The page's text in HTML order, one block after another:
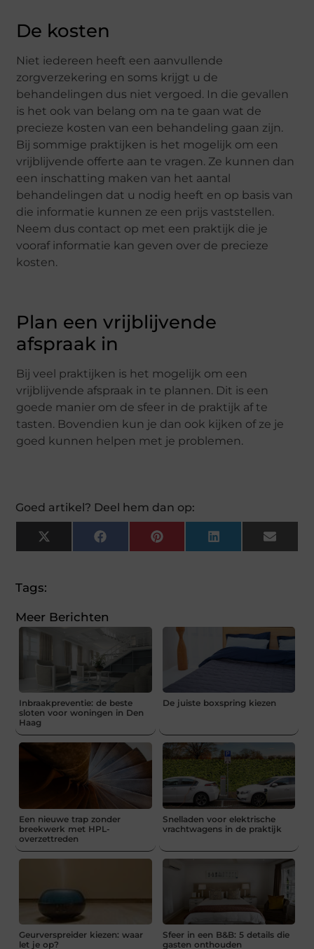
De kosten
Niet iedereen heeft een aanvullende
zorgverzekering en soms krijgt u de
behandelingen dus niet vergoed. In die gevallen
is het ook van belang om na te gaan wat de
precieze kosten van een behandeling gaan zijn.
Bij sommige praktijken is het mogelijk om een
vrijblijvende offerte aan te vragen. Ze kunnen dan
een inschatting maken van het aantal
behandelingen dat u nodig heeft en op basis van
die informatie kunnen ze een prijs vaststellen.
Neem dus contact op met een praktijk die je
vooraf informatie kan geven over de precieze
kosten.
Plan een vrijblijvende
afspraak in
Bij veel praktijken is het mogelijk om een
vrijblijvende afspraak in te plannen. Dit is een
goede manier om de sfeer in de praktijk af te
tasten. Bovendien kun je dan ook kijken of ze je
goed kunnen helpen met je problemen.
Goed artikel? Deel hem dan op:
X
(Twitter)
FacebookPinterestLinkedInEmail
Tags:
Meer Berichten
Inbraakpreventie: de beste
sloten voor woningen in Den
Haag
De juiste boxspring kiezen
Een nieuwe trap zonder
breekwerk met HPL-
overzettreden
Snelladen voor elektrische
vrachtwagens in de praktijk
Geurverspreider kiezen: waar
let je op?
Sfeer in een B&B: 5 details die
gasten onthouden